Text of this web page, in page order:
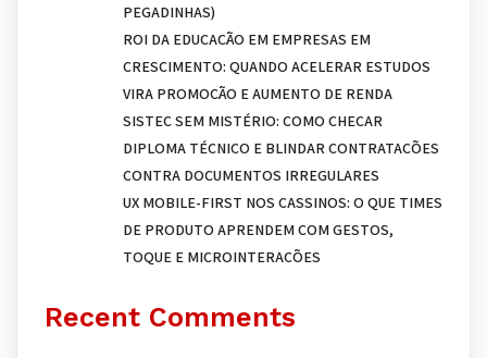
PEGADINHAS)
ROI DA EDUCAÇÃO EM EMPRESAS EM
CRESCIMENTO: QUANDO ACELERAR ESTUDOS
VIRA PROMOÇÃO E AUMENTO DE RENDA
SISTEC SEM MISTÉRIO: COMO CHECAR
DIPLOMA TÉCNICO E BLINDAR CONTRATAÇÕES
CONTRA DOCUMENTOS IRREGULARES
UX MOBILE-FIRST NOS CASSINOS: O QUE TIMES
DE PRODUTO APRENDEM COM GESTOS,
TOQUE E MICROINTERAÇÕES
Recent Comments